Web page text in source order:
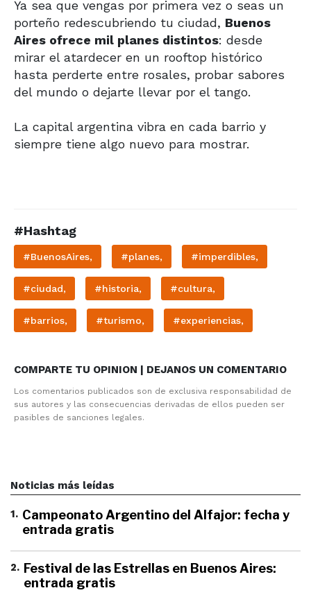
Ya sea que vengas por primera vez o seas un
porteño redescubriendo tu ciudad, Buenos
Aires ofrece mil planes distintos: desde
mirar el atardecer en un rooftop histórico
hasta perderte entre rosales, probar sabores
del mundo o dejarte llevar por el tango.
La capital argentina vibra en cada barrio y
siempre tiene algo nuevo para mostrar.
#Hashtag
#BuenosAires, #planes, #imperdibles,
#ciudad, #historia, #cultura,
#barrios, #turismo, #experiencias,
COMPARTE TU OPINION | DEJANOS UN COMENTARIO
Los comentarios publicados son de exclusiva responsabilidad de
sus autores y las consecuencias derivadas de ellos pueden ser
pasibles de sanciones legales.
Noticias más leídas
1. Campeonato Argentino del Alfajor: fecha y
entrada gratis
2. Festival de las Estrellas en Buenos Aires:
entrada gratis